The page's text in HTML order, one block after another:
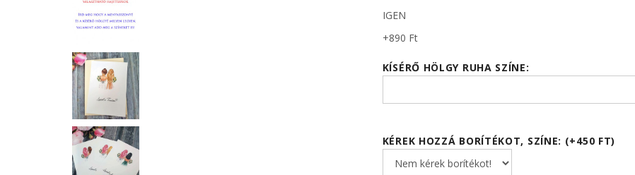
IGEN
+890 Ft
KÍSÉRŐ HÖLGY RUHA SZÍNE:
KÉREK HOZZÁ BORÍTÉKOT, SZÍNE: (+450 FT)